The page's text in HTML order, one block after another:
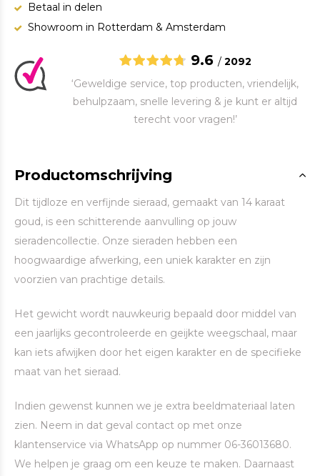
Betaal in delen
Showroom in Rotterdam & Amsterdam
9.6 / 2092
‘Geweldige service, top producten, vriendelijk,
behulpzaam, snelle levering & je kunt er altijd
terecht voor vragen!’
Productomschrijving
Dit tijdloze en verfijnde sieraad, gemaakt van 14 karaat
goud, is een schitterende aanvulling op jouw
sieradencollectie. Onze sieraden hebben een
hoogwaardige afwerking, een uniek karakter en zijn
voorzien van prachtige details.
Het gewicht wordt nauwkeurig bepaald door middel van
een jaarlijks gecontroleerde en geijkte weegschaal, maar
kan iets afwijken door het eigen karakter en de specifieke
maat van het sieraad.
Indien gewenst kunnen we je extra beeldmateriaal laten
zien. Neem in dat geval contact op met onze
klantenservice via WhatsApp op nummer 06-36013680.
We helpen je graag om een keuze te maken. Daarnaast